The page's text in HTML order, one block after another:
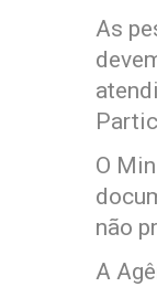
As
O
não
A